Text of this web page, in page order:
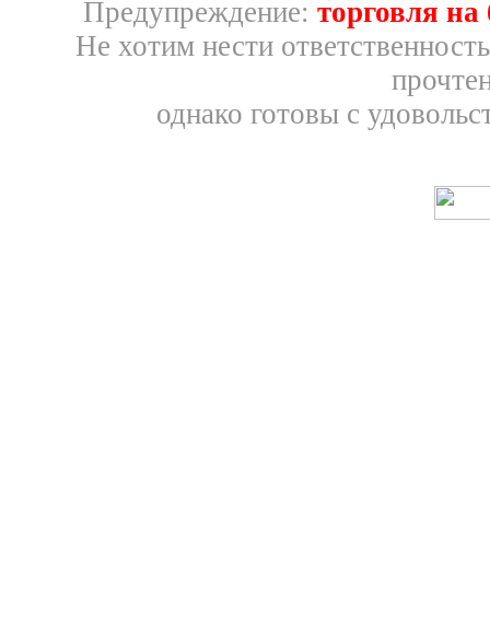
Предупреждение: торговля
Не хотим нести
однако готовы с